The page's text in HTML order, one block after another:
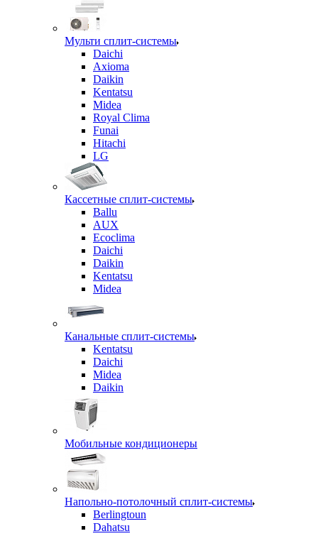
Мульти сплит-системы
Daichi
Axioma
Daikin
Kentatsu
Midea
Royal Clima
Funai
Hitachi
LG
Кассетные сплит-системы
Ballu
AUX
Ecoclima
Daichi
Daikin
Kentatsu
Midea
Канальные сплит-системы
Kentatsu
Daichi
Midea
Daikin
Мобильные кондиционеры
Напольно-потолочный сплит-системы
Berlingtoun
Dahatsu